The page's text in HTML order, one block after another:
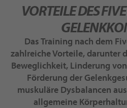
VORTEILE DES
Das Training nach dem
zahlreiche Vorteile, darunter
Beweglichkeit, Linderung
Förderung der
muskuläre Dysbalancen
allgemeine